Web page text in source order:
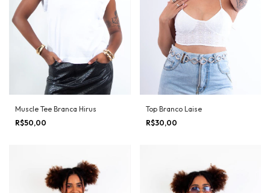
Muscle Tee Branca Hirus
R$50,00
Top Branco Laise
R$30,00